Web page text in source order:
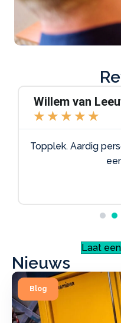
Willem van
★ ★ ★ ★ ★
Topplek. Aardig
Laat
Nieuws